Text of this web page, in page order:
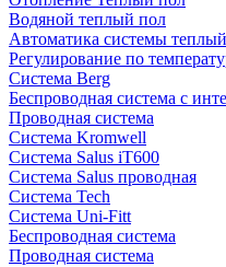
Водяной теплый пол
Автоматика системы
Регулирование по
Система Berg
Беспроводная система с
Проводная система
Система Kromwell
Система Salus iT600
Система Salus проводная
Система Tech
Система Uni-Fitt
Беспроводная система
Проводная система